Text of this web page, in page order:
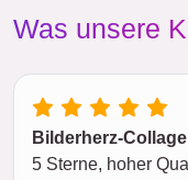
Was unsere
Bilderherz-
5 Sterne, hoher